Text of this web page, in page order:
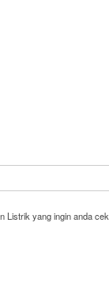
Listrik yang ingin anda cek